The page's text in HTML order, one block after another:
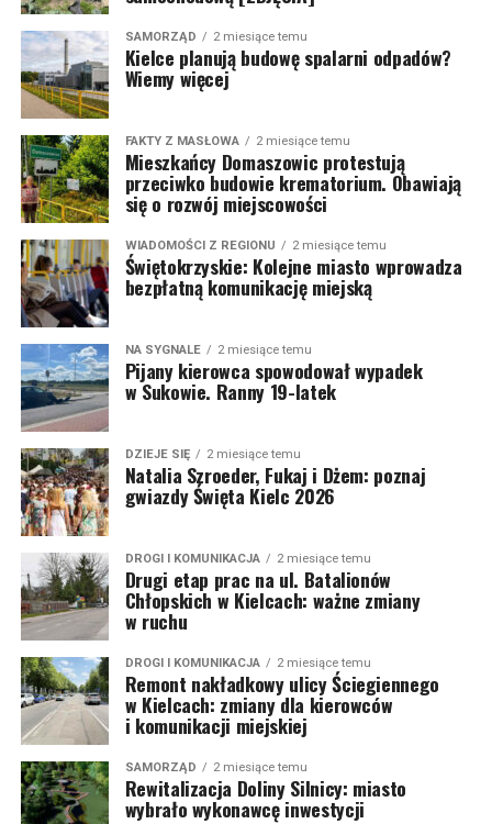
SAMORZĄD 2 miesiące temu
Kielce planują budowę spalarni odpadów?
Wiemy więcej
FAKTY Z MASŁOWA 2 miesiące temu
Mieszkańcy Domaszowic protestują
przeciwko budowie krematorium. Obawiają
się o rozwój miejscowości
WIADOMOŚCI Z REGIONU 2 miesiące temu
Świętokrzyskie: Kolejne miasto wprowadza
bezpłatną komunikację miejską
NA SYGNALE 2 miesiące temu
Pijany kierowca spowodował wypadek
w Sukowie. Ranny 19-latek
DZIEJE SIĘ 2 miesiące temu
Natalia Szroeder, Fukaj i Dżem: poznaj
gwiazdy Święta Kielc 2026
DROGI I KOMUNIKACJA 2 miesiące temu
Drugi etap prac na ul. Batalionów
Chłopskich w Kielcach: ważne zmiany
w ruchu
DROGI I KOMUNIKACJA 2 miesiące temu
Remont nakładkowy ulicy Ściegiennego
w Kielcach: zmiany dla kierowców
i komunikacji miejskiej
SAMORZĄD 2 miesiące temu
Rewitalizacja Doliny Silnicy: miasto
wybrało wykonawcę inwestycji